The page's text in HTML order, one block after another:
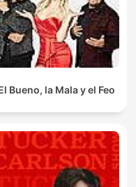
Bueno, la Mala y el Feo